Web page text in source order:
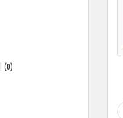
(0)